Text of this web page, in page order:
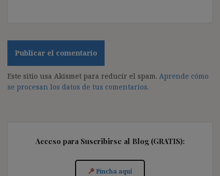
Este sitio usa Akismet para reducir el spam. Aprende cómo
se procesan los datos de tus comentarios.
Acceso para Suscribirse al Blog (GRATIS):
Pincha aquí